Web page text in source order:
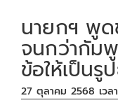
นายกฯ พูด
จนกว่ากัม
ข้อให้เป็นรู
27 ตุลาคม 2568 เวล